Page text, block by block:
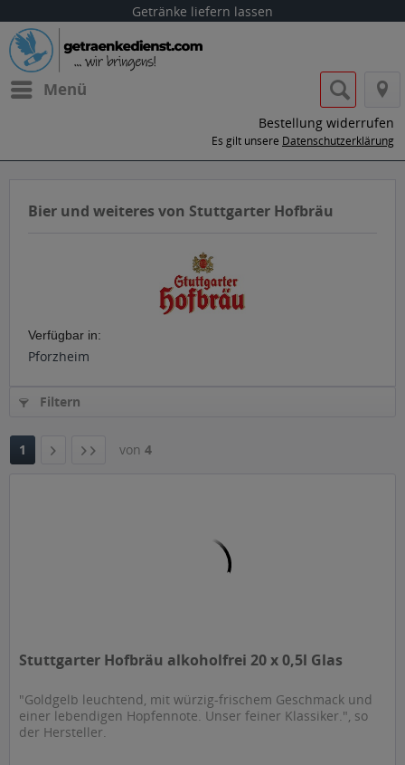
Getränke liefern lassen
Menü
Bestellung widerrufen
Es gilt unsere Datenschutzerklärung
Bier und weiteres von Stuttgarter Hofbräu
Verfügbar in:
Pforzheim
Filtern
1 von 4
Stuttgarter Hofbräu alkoholfrei 20 x 0,5l Glas
"Goldgelb leuchtend, mit würzig-frischem Geschmack und
einer lebendigen Hopfennote. Unser feiner Klassiker.", so
der Hersteller.